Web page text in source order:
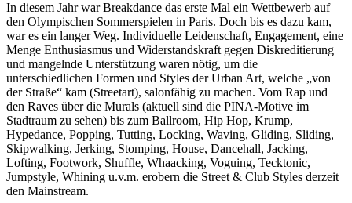
In diesem Jahr war Breakdance das erste Mal ein Wettbewerb auf
den Olympischen Sommerspielen in Paris. Doch bis es dazu kam,
war es ein langer Weg. Individuelle Leidenschaft, Engagement, eine
Menge Enthusiasmus und Widerstandskraft gegen Diskreditierung
und mangelnde Unterstützung waren nötig, um die
unterschiedlichen Formen und Styles der Urban Art, welche „von
der Straße“ kam (Streetart), salonfähig zu machen. Vom Rap und
den Raves über die Murals (aktuell sind die PINA-Motive im
Stadtraum zu sehen) bis zum Ballroom, Hip Hop, Krump,
Hypedance, Popping, Tutting, Locking, Waving, Gliding, Sliding,
Skipwalking, Jerking, Stomping, House, Dancehall, Jacking,
Lofting, Footwork, Shuffle, Whaacking, Voguing, Tecktonic,
Jumpstyle, Whining u.v.m. erobern die Street & Club Styles derzeit
den Mainstream.